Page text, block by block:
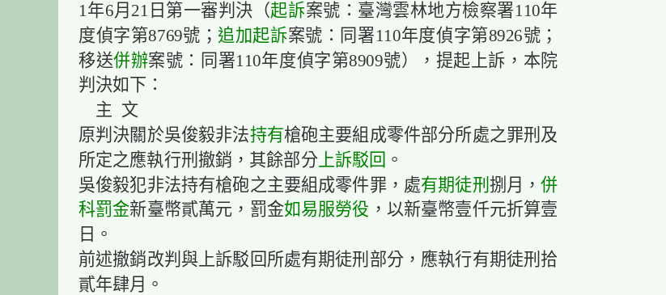
1年6月21日第一審判決（起訴案號：臺灣雲林地方檢察署110年
度偵字第8769號； 追加起訴案號：同署110年度偵字第8926號；
移送併辦案號：同署110年度偵字第8909號），提起上訴，本院
判決如下：
主 文
原判決關於吳俊毅非法持有槍砲主要組成零件部分所處之罪刑及
所定之應執行刑撤銷，其餘部分上訴駁回 。
吳俊毅犯非法持有槍砲之主要組成零件罪，處有期徒刑 捌月，併
科罰金新臺幣貳萬元，罰金如易服勞役 ，以新臺幣壹仟元折算壹
日。
前述撤銷改判與上訴駁回所處有期徒刑部分，應執行有期徒刑拾
貳年肆月。